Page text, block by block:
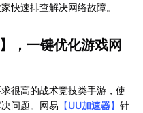
快速排查解决网络故障。
】，一键优化游戏网
很高的战术竞技类手游，使
问题。网易 【UU加速器】 针